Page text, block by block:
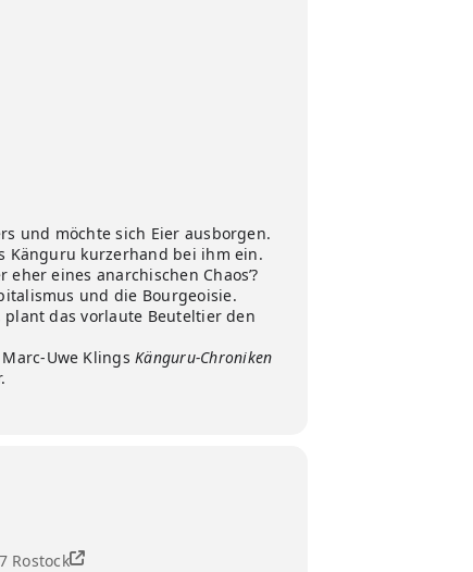
und möchte sich Eier ausborgen.
Känguru kurzerhand bei ihm ein.
eines anarchischen Chaos’?
und die Bourgeoisie.
das vorlaute Beuteltier den
Uwe Klings Känguru-Chroniken
Rostock